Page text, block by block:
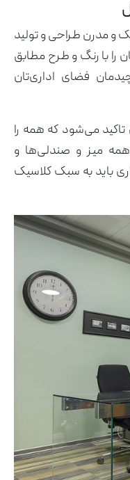
و مدرن طراحی و تولید
را با رنگ و طرح مطابق
فضای اداری‌تان
تاکید می‌شود که همه را
میز و صندلی‌ها و
باید به سبک کلاسیک